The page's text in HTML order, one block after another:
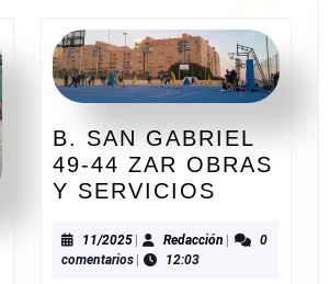
B. SAN GABRIEL
49-44 ZAR OBRAS
Y SERVICIOS
GABRIEL
11/202511/2025
| Redacción Redacción
|
0
comentarios | 12:03